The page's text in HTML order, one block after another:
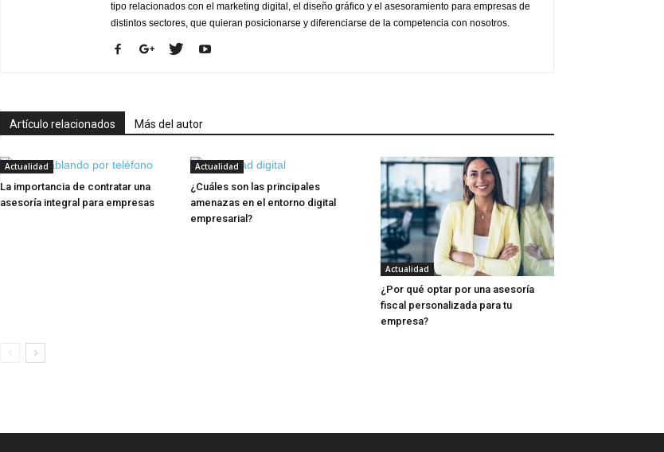
tipo relacionados con el marketing digital, el diseño gráfico y el asesoramiento para empresas de
distintos sectores, que quieran posicionarse y diferenciarse de la competencia con nosotros.
Artículo relacionados Más del autor
Actualidad
La importancia de contratar una
asesoría integral para empresas
Actualidad
¿Cuáles son las principales
amenazas en el entorno digital
empresarial?
Actualidad
¿Por qué optar por una asesoría
fiscal personalizada para tu
empresa?